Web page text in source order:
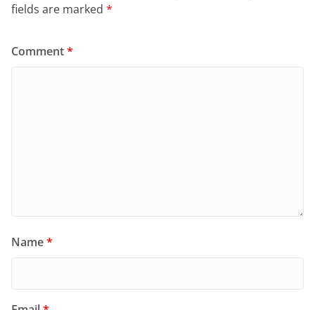
fields are marked *
Comment*
Name*